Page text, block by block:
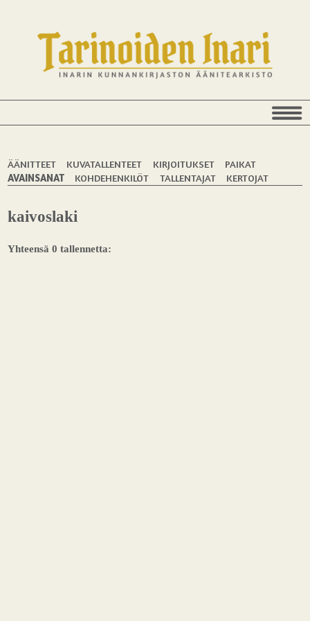
ÄÄNITTEET KUVATALLENTEET KIRJOITUKSET
PAIKAT
AVAINSANAT
KOHDEHENKILÖT TALLENTAJAT KERTOJAT
kaivoslaki
Yhteensä 0 tallennetta: